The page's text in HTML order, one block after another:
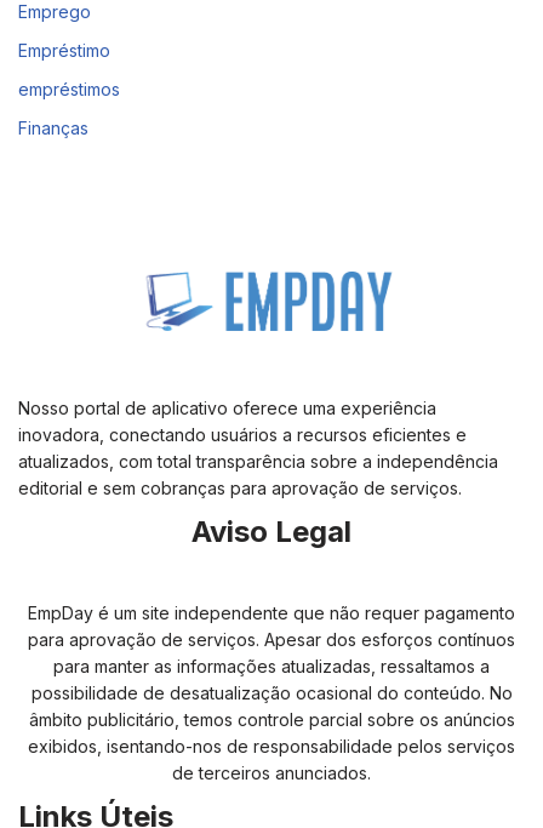
Emprego
Empréstimo
empréstimos
Finanças
Nosso portal de aplicativo oferece uma experiência
inovadora, conectando usuários a recursos eficientes e
atualizados, com total transparência sobre a independência
editorial e sem cobranças para aprovação de serviços.
Aviso Legal
EmpDay é um site independente que não requer pagamento
para aprovação de serviços. Apesar dos esforços contínuos
para manter as informações atualizadas, ressaltamos a
possibilidade de desatualização ocasional do conteúdo. No
âmbito publicitário, temos controle parcial sobre os anúncios
exibidos, isentando-nos de responsabilidade pelos serviços
de terceiros anunciados.
Links Úteis